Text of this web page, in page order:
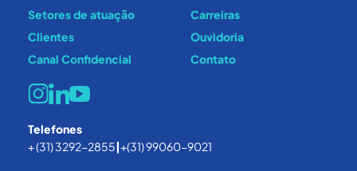
Setores de atuação
Clientes
Canal Confidencial
Carreiras
Ouvidoria
Contato
Telefones
+ (31) 3292-2855|+(31) 99060-9021